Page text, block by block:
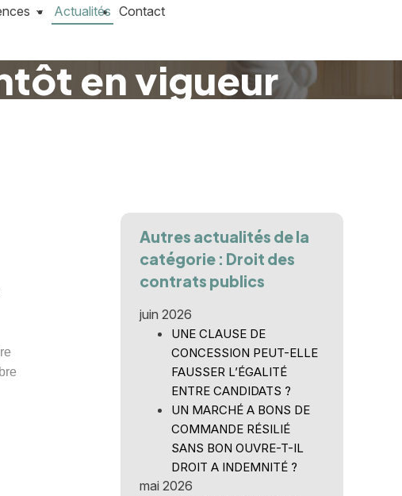
Actualités Contact
en vigueur
Autres actualités de la
catégorie : Droit des
contrats publics
juin 2026
UNE CLAUSE DE
CONCESSION PEUT-ELLE
FAUSSER L’ÉGALITÉ
ENTRE CANDIDATS ?
UN MARCHÉ A BONS DE
COMMANDE RÉSILIÉ
SANS BON OUVRE-T-IL
DROIT A INDEMNITÉ ?
mai 2026